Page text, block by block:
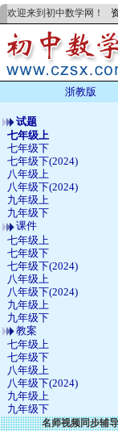
欢迎来到初中数学网！
浙教版
试题
七年级上
七年级下
七年级下(2024)
八年级上
八年级下(2024)
九年级上
九年级下
课件
七年级上
七年级下
七年级下(2024)
八年级上
八年级下(2024)
九年级上
九年级下
教案
七年级上
七年级下
八年级上
八年级下(2024)
九年级上
九年级下
名师视频同步辅导